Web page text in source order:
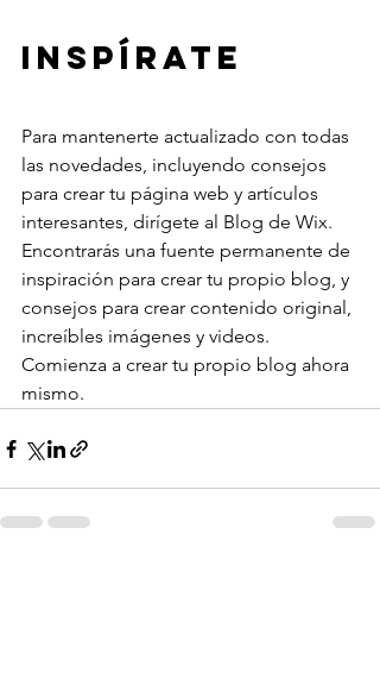
Inspírate
Para mantenerte actualizado con todas
las novedades, incluyendo consejos
para crear tu página web y artículos
interesantes, dirígete al Blog de Wix.
Encontrarás una fuente permanente de
inspiración para crear tu propio blog, y
consejos para crear contenido original,
increíbles imágenes y videos.
Comienza a crear tu propio blog ahora
mismo.